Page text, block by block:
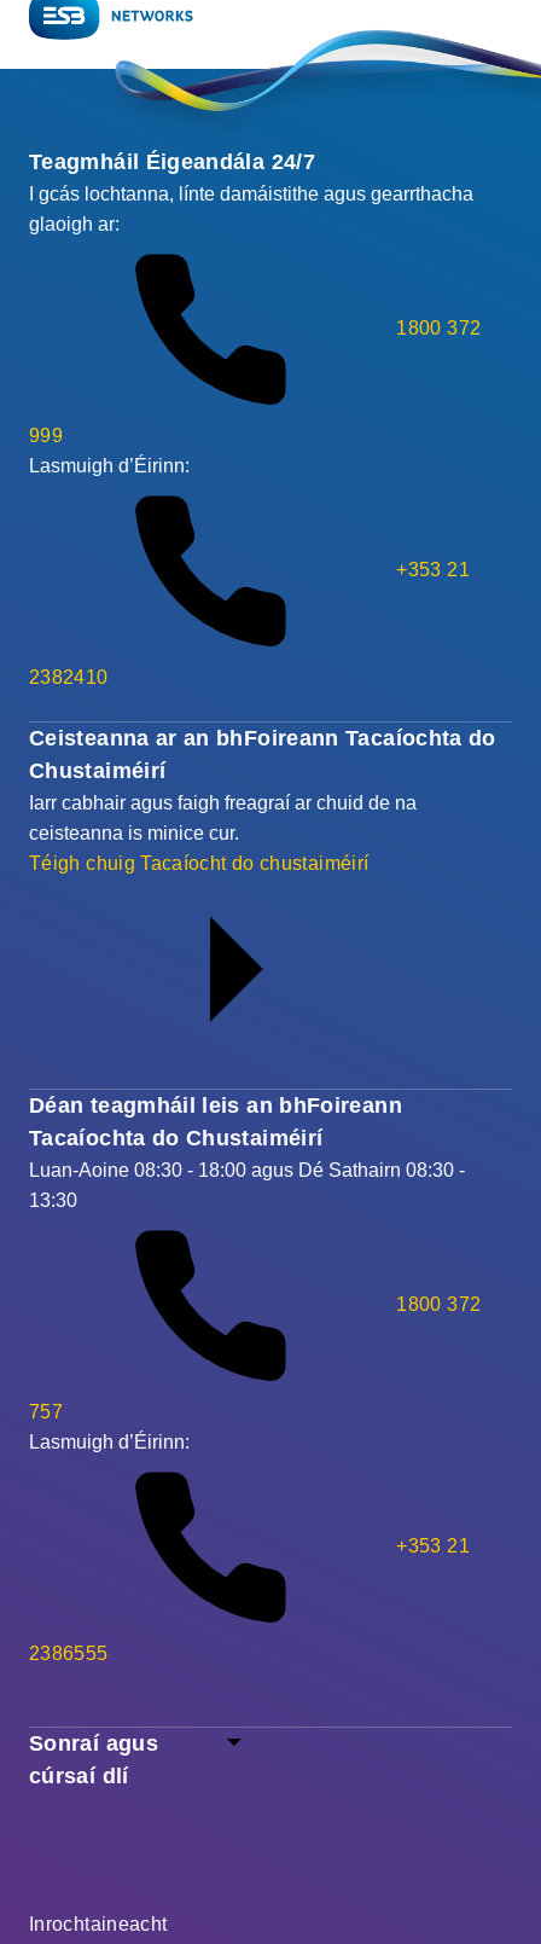
Sonraí agus
cúrsaí dlí
Inrochtaineacht
Ceisteanna ar an bhFoireann Tacaíochta do
Chustaiméirí
Iarr cabhair agus faigh freagraí ar chuid de na
ceisteanna is minice cur.
Téigh chuig Tacaíocht do chustaiméirí
Déan teagmháil leis an bhFoireann
Tacaíochta do Chustaiméirí
Luan-Aoine 08:30 - 18:00 agus Dé Sathairn 08:30 -
13:30
1800 372
757
Lasmuigh d’Éirinn:
+353 21
2386555
Teagmháil Éigeandála 24/7
I gcás lochtanna, línte damáistithe agus gearrthacha
glaoigh ar:
1800 372
999
Lasmuigh d’Éirinn:
+353 21
2382410